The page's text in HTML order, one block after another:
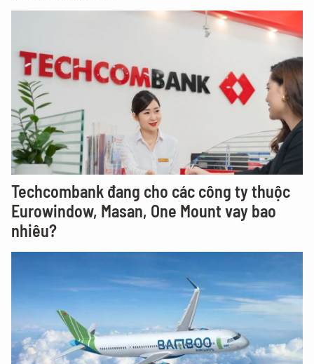
Techcombank đang cho các công ty thuộc
Eurowindow, Masan, One Mount vay bao
nhiêu?